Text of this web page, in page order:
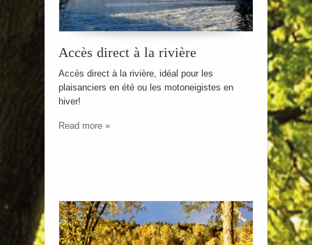
Accès direct à la rivière
Accès direct à la rivière, idéal pour les
plaisanciers en été ou les motoneigistes en
hiver!
Read more »